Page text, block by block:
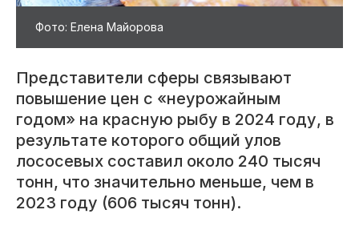
Фото: Елена Майорова
Представители сферы связывают
повышение цен с «неурожайным
годом» на красную рыбу в 2024 году, в
результате которого общий улов
лососевых составил около 240 тысяч
тонн, что значительно меньше, чем в
2023 году (606 тысяч тонн).